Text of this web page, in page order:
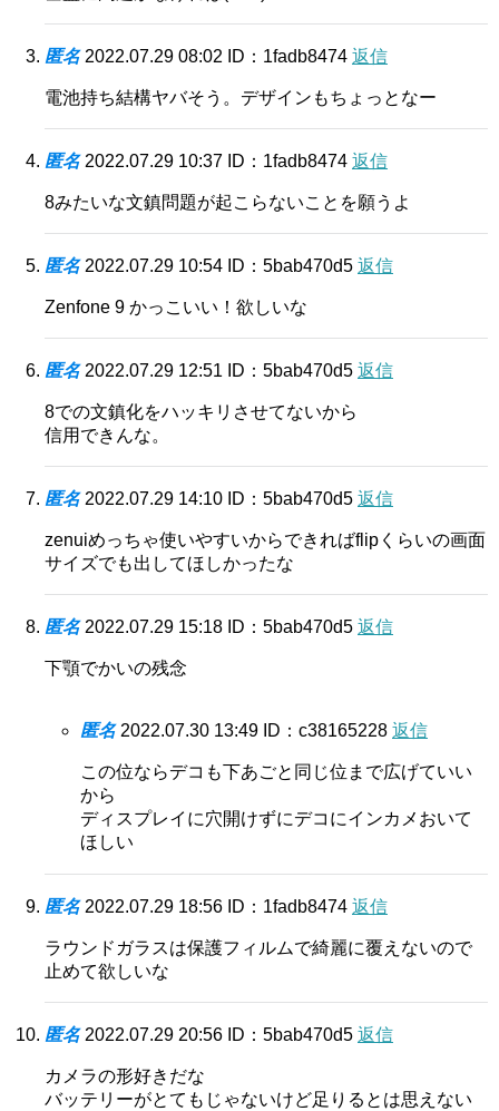
匿名 2022.07.29 08:02 ID：1fadb8474 返信
電池持ち結構ヤバそう。デザインもちょっとなー
匿名 2022.07.29 10:37 ID：1fadb8474 返信
8みたいな文鎮問題が起こらないことを願うよ
匿名 2022.07.29 10:54 ID：5bab470d5 返信
Zenfone 9 かっこいい！欲しいな
匿名 2022.07.29 12:51 ID：5bab470d5 返信
8での文鎮化をハッキリさせてないから
信用できんな。
匿名 2022.07.29 14:10 ID：5bab470d5 返信
zenuiめっちゃ使いやすいからできればflipくらいの画面
サイズでも出してほしかったな
匿名 2022.07.29 15:18 ID：5bab470d5 返信
下顎でかいの残念
匿名 2022.07.30 13:49 ID：c38165228 返信
この位ならデコも下あごと同じ位まで広げていい
から
ディスプレイに穴開けずにデコにインカメおいて
ほしい
匿名 2022.07.29 18:56 ID：1fadb8474 返信
ラウンドガラスは保護フィルムで綺麗に覆えないので
止めて欲しいな
匿名 2022.07.29 20:56 ID：5bab470d5 返信
カメラの形好きだな
バッテリーがとてもじゃないけど足りるとは思えない